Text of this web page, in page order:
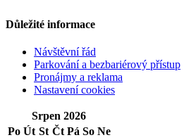
Důležité informace
Návštěvní řád
Parkování a bezbariérový přístup
Pronájmy a reklama
Nastavení cookies
Srpen 2026
Po Út St Čt Pá So Ne